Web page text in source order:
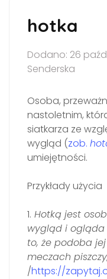
hotka
Dodano: 26
Senderska
Osoba,
nastoletnim,
siatkarza ze
wygląd (zob.
umiejętności.
Przykłady użycia
1. Hotką jest
wygląd i ogląda
to, że podoba
meczach
/https://